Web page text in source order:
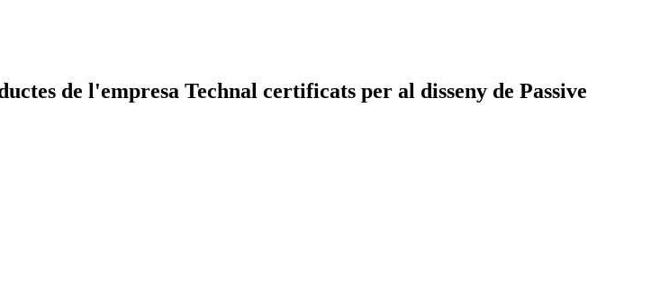
de l'empresa Technal certificats per al disseny de Passive